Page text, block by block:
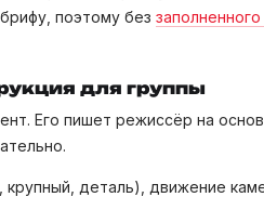
поэтому без
для группы
Его пишет режиссёр на
деталь), движение